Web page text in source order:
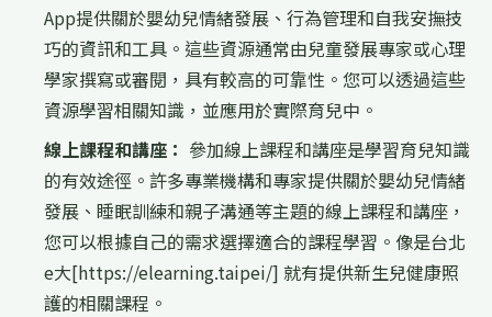
App提供關於嬰幼兒情緒發展、行為管理和自我安撫技
巧的資訊和工具。這些資源通常由兒童發展專家或心理
學家撰寫或審閱，具有較高的可靠性。您可以透過這些
資源學習相關知識，並應用於實際育兒中。
線上課程和講座： 參加線上課程和講座是學習育兒知識
的有效途徑。許多專業機構和專家提供關於嬰幼兒情緒
發展、睡眠訓練和親子溝通等主題的線上課程和講座，
您可以根據自己的需求選擇適合的課程學習。像是台北
e大[https://elearning.taipei/] 就有提供新生兒健康照
護的相關課程。